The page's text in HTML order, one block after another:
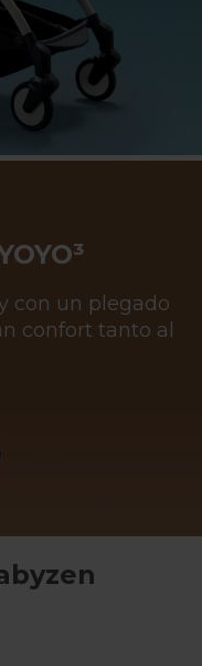
con un plegado
confort tanto al